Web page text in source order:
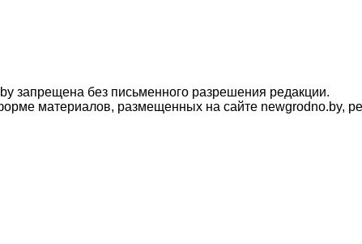
запрещена без письменного разрешения редакции.
материалов, размещенных на сайте newgrodno.by,